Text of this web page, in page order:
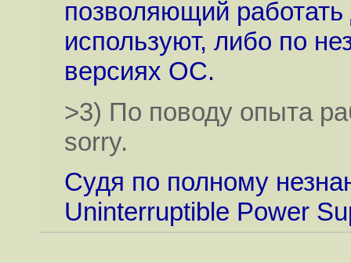
позволяющий
используют, либо по
версиях ОС.
>3) По поводу опыта
sorry.
Судя по полному
Uninterruptible Power